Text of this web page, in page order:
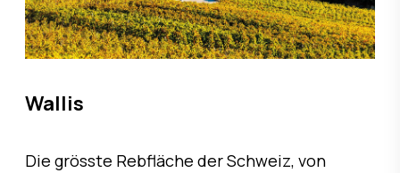
Wallis
Die grösste Rebfläche der Schweiz, von